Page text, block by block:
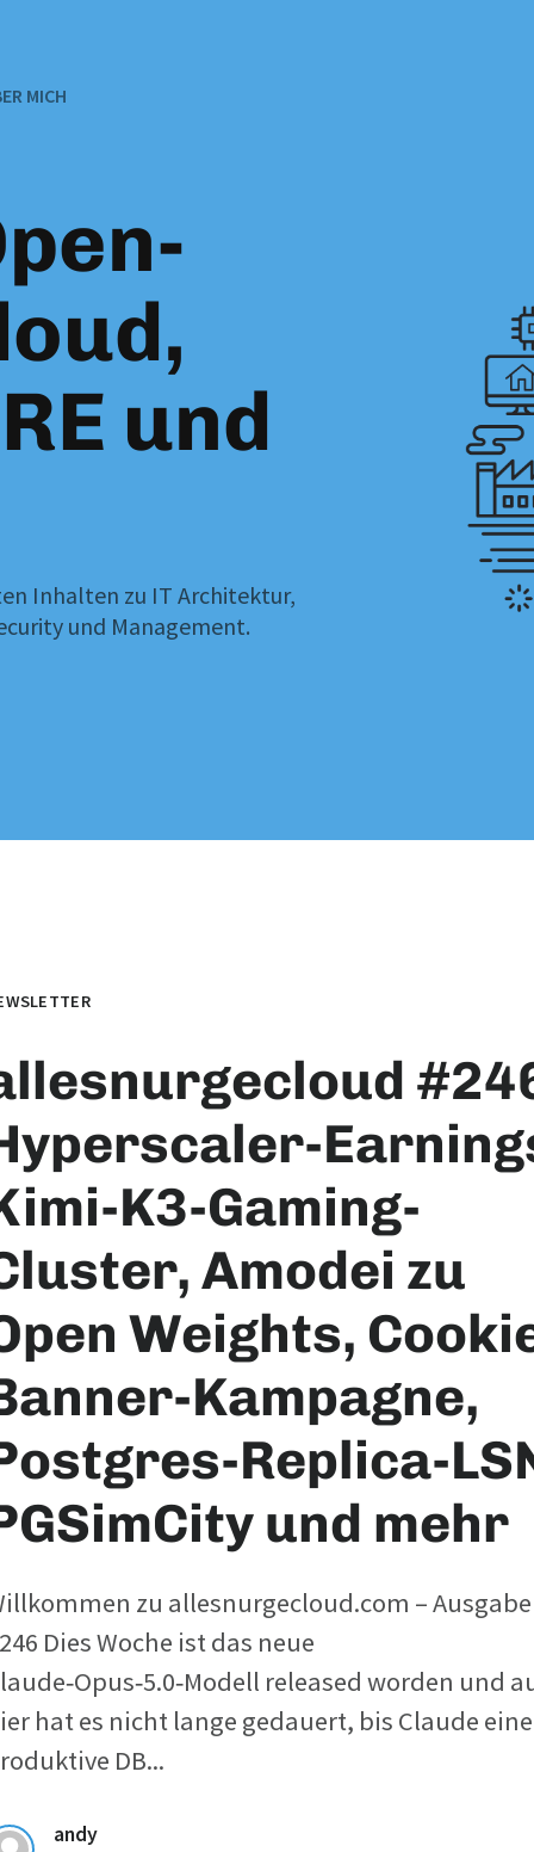
MICH
und
Inhalten zu IT Architektur,
und Management.
K3-Gaming-
Amodei zu
Weights,
Kampagne,
Replica-
und mehr
zu allesnurgecloud.com – Ausgabe
Dies Woche ist das neue
released worden und
hat es nicht lange gedauert, bis Claude eine
DB...
andy